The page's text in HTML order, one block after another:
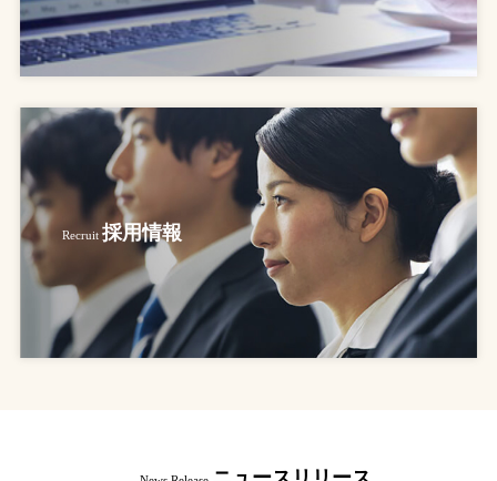
Recruit 採用情報